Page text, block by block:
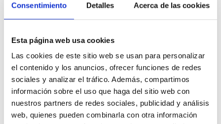
Consentimiento Detalles Acerca de las cookies
Esta página web usa cookies
Las cookies de este sitio web se usan para personalizar
el contenido y los anuncios, ofrecer funciones de redes
sociales y analizar el tráfico. Además, compartimos
información sobre el uso que haga del sitio web con
nuestros partners de redes sociales, publicidad y análisis
web, quienes pueden combinarla con otra información